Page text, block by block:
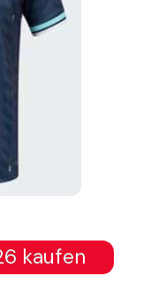
kaufen